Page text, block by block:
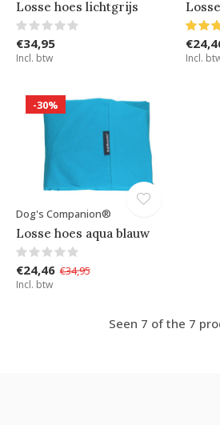
Losse hoes lichtgrijs
€34,95
Incl. btw Incl.
-30%
Dog's Companion®
Losse hoes aqua blauw
€24,46 €34,95
Incl. btw
Seen 7 of the 7